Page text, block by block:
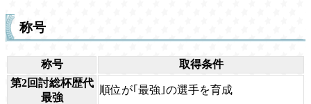
称号
称号
取得条件
第2回討総杯歴代
最強
順位が｢最強｣の選手を育成